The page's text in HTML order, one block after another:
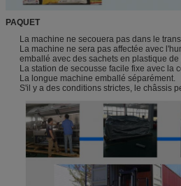
PAQUET
La machine ne secouera pas dans le
La machine ne sera pas affectée avec
emballé avec des sachets en plastique de
La station de secousse facile fixe avec la
La longue machine emballé séparément.
S'il y a des conditions strictes, le châssis